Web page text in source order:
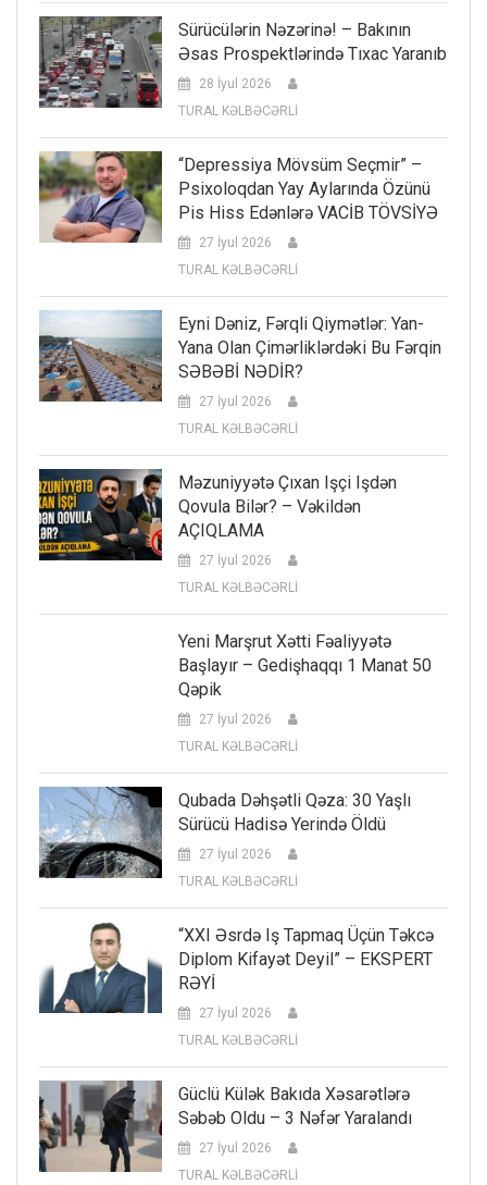
Sürücülərin Nəzərinə! – Bakının
Əsas Prospektlərində Tıxac Yaranıb
28 İyul 2026
TURAL KƏLBƏCƏRLİ
“Depressiya Mövsüm Seçmir” –
Psixoloqdan Yay Aylarında Özünü
Pis Hiss Edənlərə VACİB TÖVSİYƏ
27 İyul 2026
TURAL KƏLBƏCƏRLİ
Eyni Dəniz, Fərqli Qiymətlər: Yan-
Yana Olan Çimərliklərdəki Bu Fərqin
SƏBƏBİ NƏDİR?
27 İyul 2026
TURAL KƏLBƏCƏRLİ
Məzuniyyətə Çıxan Işçi Işdən
Qovula Bilər? – Vəkildən
AÇIQLAMA
27 İyul 2026
TURAL KƏLBƏCƏRLİ
Yeni Marşrut Xətti Fəaliyyətə
Başlayır – Gedişhaqqı 1 Manat 50
Qəpik
27 İyul 2026
TURAL KƏLBƏCƏRLİ
Qubada Dəhşətli Qəza: 30 Yaşlı
Sürücü Hadisə Yerində Öldü
27 İyul 2026
TURAL KƏLBƏCƏRLİ
“XXI Əsrdə Iş Tapmaq Üçün Təkcə
Diplom Kifayət Deyil” – EKSPERT
RƏYİ
27 İyul 2026
TURAL KƏLBƏCƏRLİ
Güclü Külək Bakıda Xəsarətlərə
Səbəb Oldu – 3 Nəfər Yaralandı
27 İyul 2026
TURAL KƏLBƏCƏRLİ